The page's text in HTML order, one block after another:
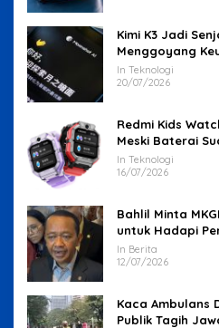
Kimi K3 Jadi
Menggoyang
In Teknologi
20/07/2026
Redmi Kids
Meski Baterai
In Teknologi
16/07/2026
Bahlil Minta
untuk Hadapi
In Berita
12/07/2026
Kaca Ambulans
Publik Tagih